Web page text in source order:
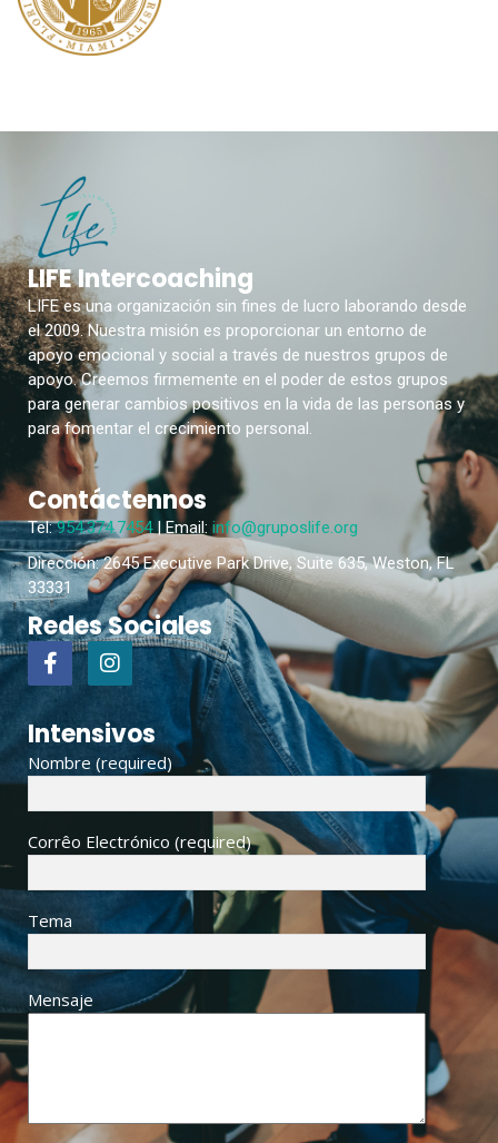
LIFE Intercoaching
LIFE es una organización sin fines de lucro laborando desde
el 2009. Nuestra misión es proporcionar un entorno de
apoyo emocional y social a través de nuestros grupos de
apoyo. Creemos firmemente en el poder de estos grupos
para generar cambios positivos en la vida de las personas y
para fomentar el crecimiento personal.
Contáctennos
Tel:954.374.7454| Email: info@gruposlife.org
Dirección: 2645 Executive Park Drive, Suite 635, Weston, FL
33331
Redes Sociales
Intensivos
Nombre (required)
Corrêo Electrónico (required)
Tema
Mensaje